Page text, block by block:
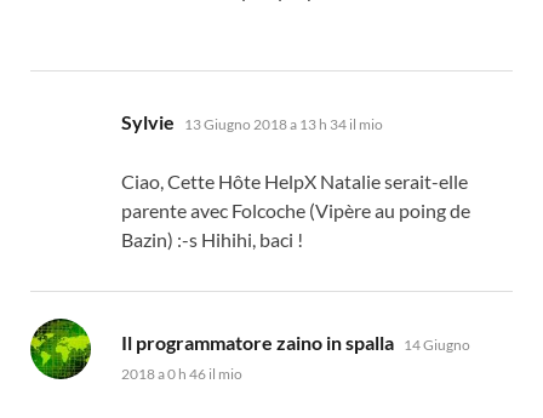
Sylvie dice:
13 Giugno 2018 a 13 h 34 il mio
Ciao,Cette Hôte HelpX Natalie serait-elle
parente avec Folcoche (Vipère au poing de
Bazin) :-s Hihihi, baci !
Il programmatore zaino in spalla dice:
14 Giugno
2018 a 0 h 46 il mio